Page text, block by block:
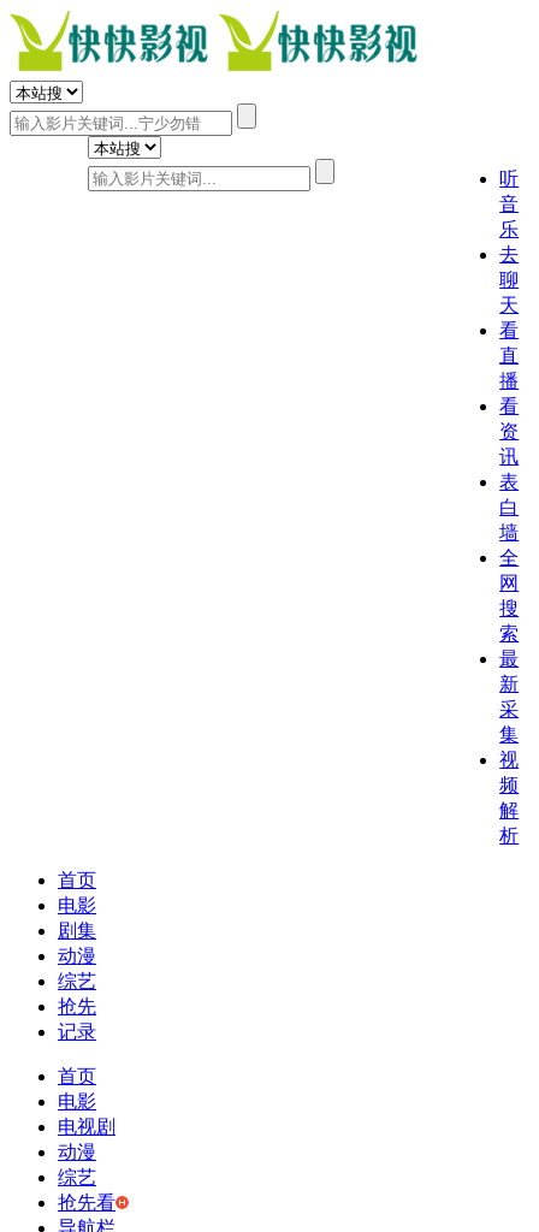
听
音
乐
去
聊
天
看
直
播
看
资
讯
表
白
墙
全
网
搜
索
最
新
采
集
视
频
解
析
首页
电影
剧集
动漫
综艺
抢先
记录
首页
电影
电视剧
动漫
综艺
抢先看
导航栏